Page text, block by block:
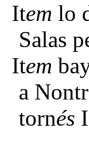
Item lo
Salas
Item
a
tornés